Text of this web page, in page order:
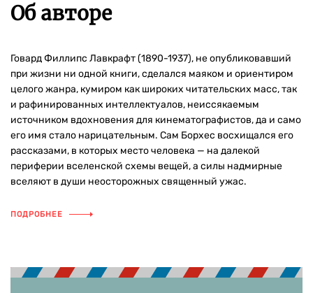
Об авторе
Говард Филлипс Лавкрафт (1890-1937), не опубликовавший
при жизни ни одной книги, сделался маяком и ориентиром
целого жанра, кумиром как широких читательских масс, так
и рафинированных интеллектуалов, неиссякаемым
источником вдохновения для кинематографистов, да и само
его имя стало нарицательным. Сам Борхес восхищался его
рассказами, в которых место человека — на далекой
периферии вселенской схемы вещей, а силы надмирные
вселяют в души неосторожных священный ужас.
ПОДРОБНЕЕ